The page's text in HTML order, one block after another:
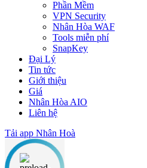
Phần Mềm
VPN Security
Nhân Hòa WAF
Tools miễn phí
SnapKey
Đại Lý
Tin tức
Giới thiệu
Giá
Nhân Hòa AIO
Liên hệ
Tải app Nhân Hoà
Nội dung chính